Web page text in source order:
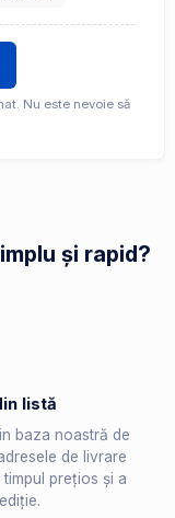
Nu este nevoie să
și rapid?
listă
baza noastră de
de livrare
prețios și a